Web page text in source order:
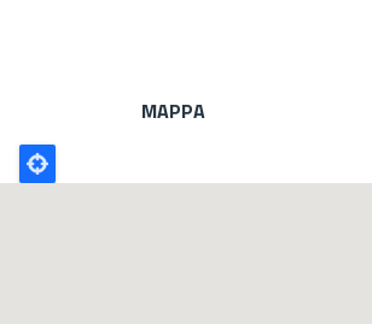
MAPPA
Poligono
GEO